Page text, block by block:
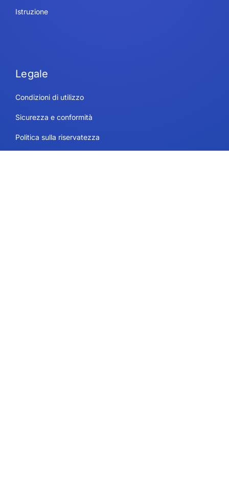
Istruzione
Legale
Condizioni di utilizzo
Sicurezza e conformità
Politica sulla riservatezza